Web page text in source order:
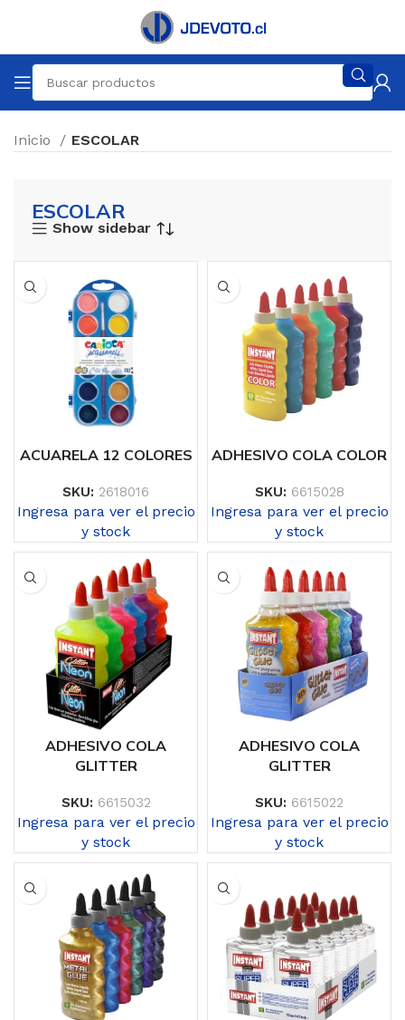
Inicio ESCOLAR
ESCOLAR
Show sidebar
ACUARELA 12 COLORES
SKU: 2618016
Ingresa para ver el precio
y stock
ADHESIVO COLA COLOR
SKU: 6615028
Ingresa para ver el precio
y stock
ADHESIVO COLA
GLITTER
SKU: 6615032
Ingresa para ver el precio
y stock
ADHESIVO COLA
GLITTER
SKU: 6615022
Ingresa para ver el precio
y stock